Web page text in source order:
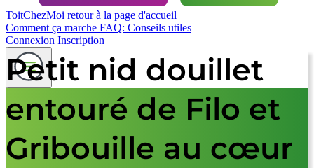
ToitChezMoi retour à la page d'accueil
Comment ça marche FAQ: Conseils utiles
Connexion Inscription
Petit nid douillet
entouré de Filo et
Gribouille au cœur